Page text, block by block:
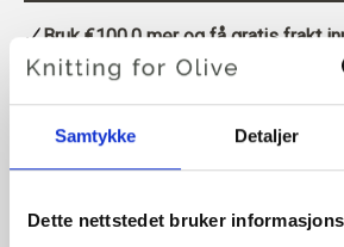
Samtykke Detaljer
Dette nettstedet bruker
Bruk€100,0mer og få gratis frakt
Bestillinger som legges inn før kl.
sendes samme dag
Knitting for Olive Compatible